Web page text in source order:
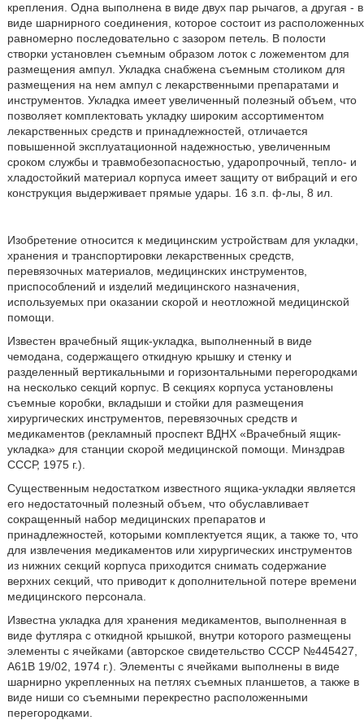
крепления. Одна выполнена в виде двух пар рычагов, а другая - в
виде шарнирного соединения, которое состоит из расположенных
равномерно последовательно с зазором петель. В полости
створки установлен съемным образом лоток с ложементом для
размещения ампул. Укладка снабжена съемным столиком для
размещения на нем ампул с лекарственными препаратами и
инструментов. Укладка имеет увеличенный полезный объем, что
позволяет комплектовать укладку широким ассортиментом
лекарственных средств и принадлежностей, отличается
повышенной эксплуатационной надежностью, увеличенным
сроком службы и травмобезопасностью, ударопрочный, тепло- и
хладостойкий материал корпуса имеет защиту от вибраций и его
конструкция выдерживает прямые удары. 16 з.п. ф-лы, 8 ил.
Изобретение относится к медицинским устройствам для укладки,
хранения и транспортировки лекарственных средств,
перевязочных материалов, медицинских инструментов,
приспособлений и изделий медицинского назначения,
используемых при оказании скорой и неотложной медицинской
помощи.
Известен врачебный ящик-укладка, выполненный в виде
чемодана, содержащего откидную крышку и стенку и
разделенный вертикальными и горизонтальными перегородками
на несколько секций корпус. В секциях корпуса установлены
съемные коробки, вкладыши и стойки для размещения
хирургических инструментов, перевязочных средств и
медикаментов (рекламный проспект ВДНХ «Врачебный ящик-
укладка» для станции скорой медицинской помощи. Минздрав
СССР, 1975 г.).
Существенным недостатком известного ящика-укладки является
его недостаточный полезный объем, что обуславливает
сокращенный набор медицинских препаратов и
принадлежностей, которыми комплектуется ящик, а также то, что
для извлечения медикаментов или хирургических инструментов
из нижних секций корпуса приходится снимать содержание
верхних секций, что приводит к дополнительной потере времени
медицинского персонала.
Известна укладка для хранения медикаментов, выполненная в
виде футляра с откидной крышкой, внутри которого размещены
элементы с ячейками (авторское свидетельство СССР №445427,
А61В 19/02, 1974 г.). Элементы с ячейками выполнены в виде
шарнирно укрепленных на петлях съемных планшетов, а также в
виде ниши со съемными перекрестно расположенными
перегородками.